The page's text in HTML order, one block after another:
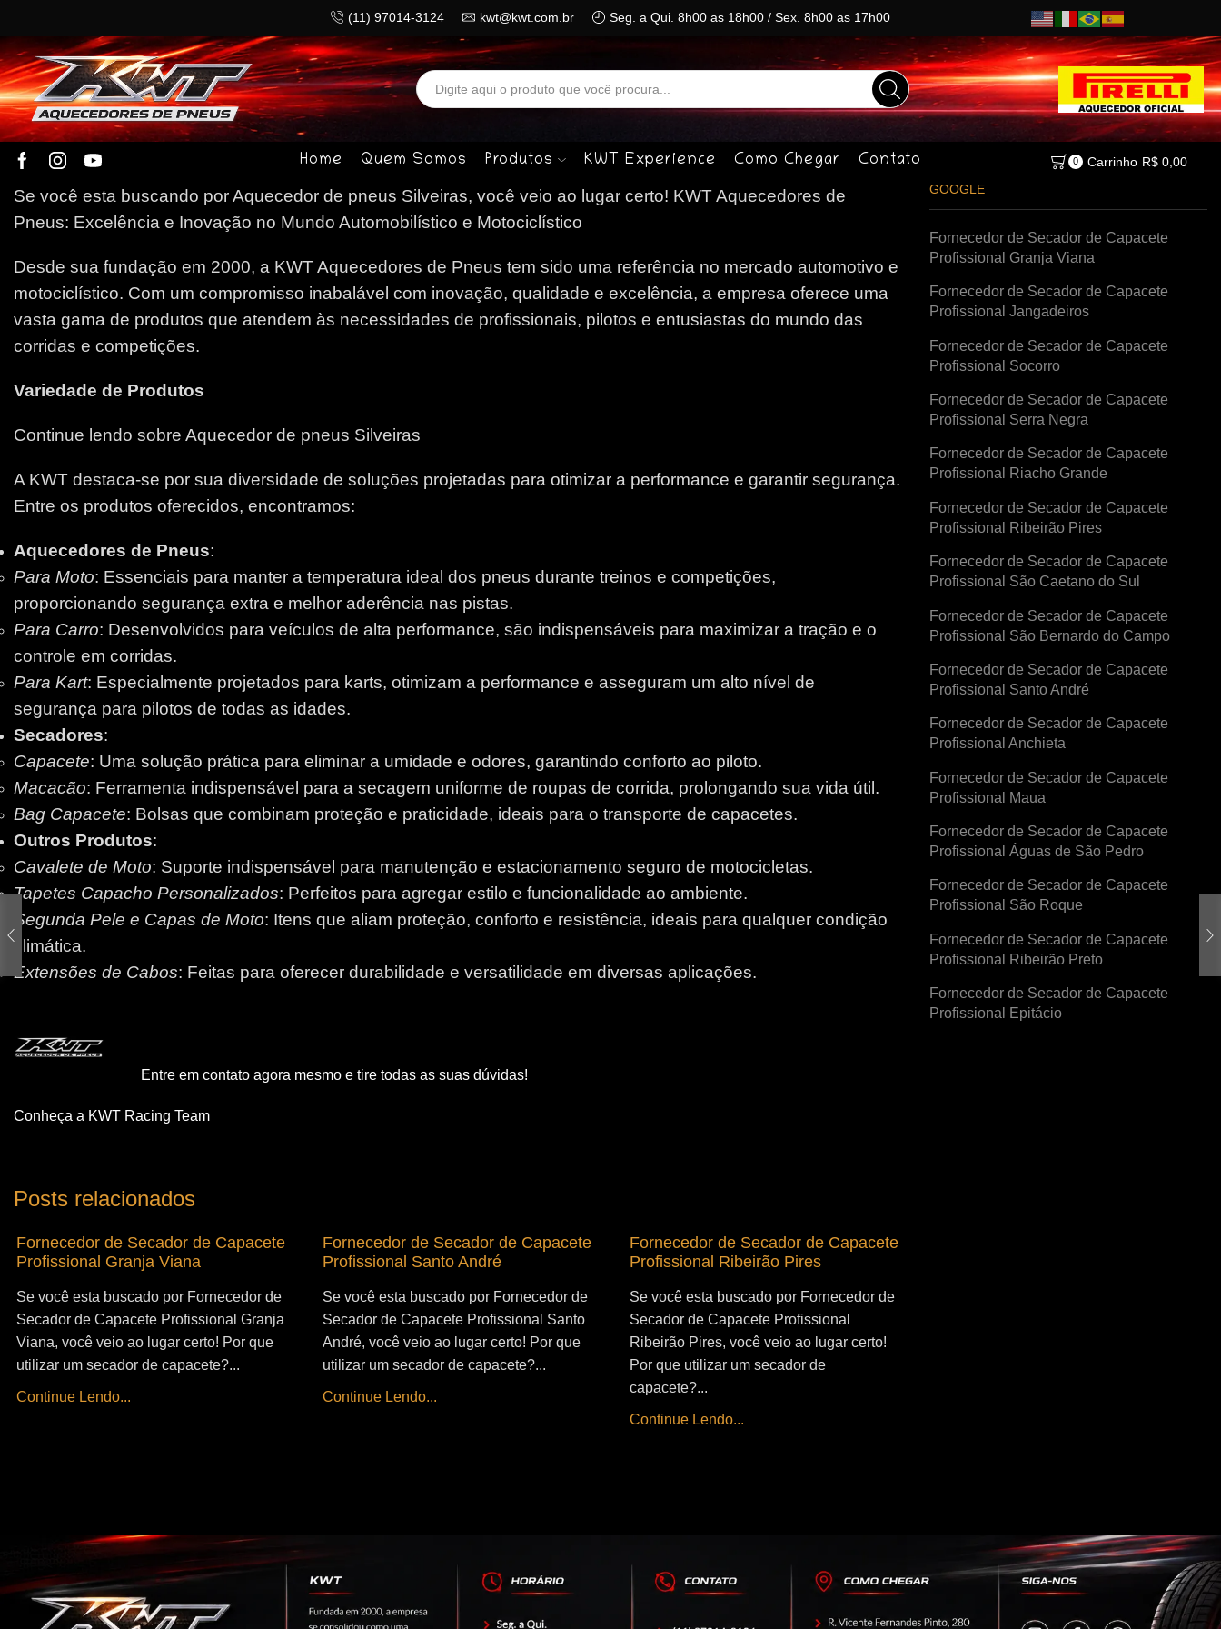
(11) 97014-3124 kwt@kwt.com.br Seg. a Qui. 8h00 as 18h00 / Sex. 8h00 as 17h00
Search
input
Home Quem Somos Produtos KWT Experience Como Chegar Contato 0 Carrinho R$0,00
Se você esta buscando por Aquecedor de pneus Silveiras, você veio ao lugar certo! KWT Aquecedores de
Pneus: Excelência e Inovação no Mundo Automobilístico e Motociclístico
Desde sua fundação em 2000, a KWT Aquecedores de Pneus tem sido uma referência no mercado automotivo e
motociclístico. Com um compromisso inabalável com inovação, qualidade e excelência, a empresa oferece uma
vasta gama de produtos que atendem às necessidades de profissionais, pilotos e entusiastas do mundo das
corridas e competições.
Variedade de Produtos
Continue lendo sobre Aquecedor de pneus Silveiras
A KWT destaca-se por sua diversidade de soluções projetadas para otimizar a performance e garantir segurança.
Entre os produtos oferecidos, encontramos:
Aquecedores de Pneus:
Para Moto: Essenciais para manter a temperatura ideal dos pneus durante treinos e competições,
proporcionando segurança extra e melhor aderência nas pistas.
Para Carro: Desenvolvidos para veículos de alta performance, são indispensáveis para maximizar a tração e o
controle em corridas.
Para Kart: Especialmente projetados para karts, otimizam a performance e asseguram um alto nível de
segurança para pilotos de todas as idades.
Secadores:
Capacete: Uma solução prática para eliminar a umidade e odores, garantindo conforto ao piloto.
Macacão: Ferramenta indispensável para a secagem uniforme de roupas de corrida, prolongando sua vida útil.
Bag Capacete: Bolsas que combinam proteção e praticidade, ideais para o transporte de capacetes.
Outros Produtos:
Cavalete de Moto: Suporte indispensável para manutenção e estacionamento seguro de motocicletas.
Tapetes Capacho Personalizados: Perfeitos para agregar estilo e funcionalidade ao ambiente.
Segunda Pele e Capas de Moto: Itens que aliam proteção, conforto e resistência, ideais para qualquer condição
climática.
Extensões de Cabos: Feitas para oferecer durabilidade e versatilidade em diversas aplicações.
Entre em contato agora mesmo e tire todas as suas dúvidas!
Conheça a KWT Racing Team
Posts relacionados
Fornecedor de Secador de Capacete
Profissional Granja Viana
Se você esta buscado por Fornecedor de
Secador de Capacete Profissional Granja
Viana, você veio ao lugar certo! Por que
utilizar um secador de capacete?...
Continue Lendo...
Fornecedor de Secador de Capacete
Profissional Santo André
Se você esta buscado por Fornecedor de
Secador de Capacete Profissional Santo
André, você veio ao lugar certo! Por que
utilizar um secador de capacete?...
Continue Lendo...
Fornecedor de Secador de Capacete
Profissional Ribeirão Pires
Se você esta buscado por Fornecedor de
Secador de Capacete Profissional
Ribeirão Pires, você veio ao lugar certo!
Por que utilizar um secador de
capacete?...
Continue Lendo...
GOOGLE
Fornecedor de Secador de Capacete
Profissional Granja Viana
Fornecedor de Secador de Capacete
Profissional Jangadeiros
Fornecedor de Secador de Capacete
Profissional Socorro
Fornecedor de Secador de Capacete
Profissional Serra Negra
Fornecedor de Secador de Capacete
Profissional Riacho Grande
Fornecedor de Secador de Capacete
Profissional Ribeirão Pires
Fornecedor de Secador de Capacete
Profissional São Caetano do Sul
Fornecedor de Secador de Capacete
Profissional São Bernardo do Campo
Fornecedor de Secador de Capacete
Profissional Santo André
Fornecedor de Secador de Capacete
Profissional Anchieta
Fornecedor de Secador de Capacete
Profissional Maua
Fornecedor de Secador de Capacete
Profissional Águas de São Pedro
Fornecedor de Secador de Capacete
Profissional São Roque
Fornecedor de Secador de Capacete
Profissional Ribeirão Preto
Fornecedor de Secador de Capacete
Profissional Epitácio